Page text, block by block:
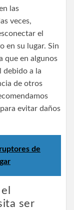
las
veces,
el
en su lugar. Sin
que en algunos
debido a la
de otros
evitar daños
de
ser